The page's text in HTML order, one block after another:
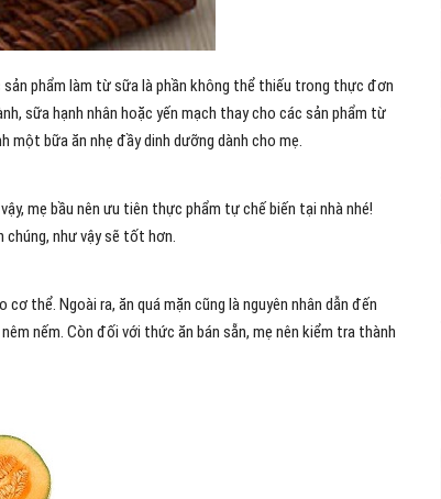
phẩm làm từ sữa là phần không thể thiếu trong thực đơn
sữa hạnh nhân hoặc yến mạch thay cho các sản phẩm từ
bữa ăn nhẹ đầy dinh dưỡng dành cho mẹ.
mẹ bầu nên ưu tiên thực phẩm tự chế biến tại nhà nhé!
chúng, như vậy sẽ tốt hơn.
thể. Ngoài ra, ăn quá mặn cũng là nguyên nhân dẫn đến
nếm. Còn đối với thức ăn bán sẵn, mẹ nên kiểm tra thành